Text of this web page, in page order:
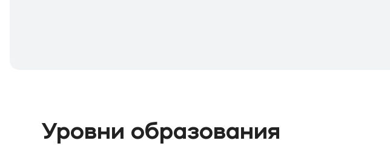
Уровни образования